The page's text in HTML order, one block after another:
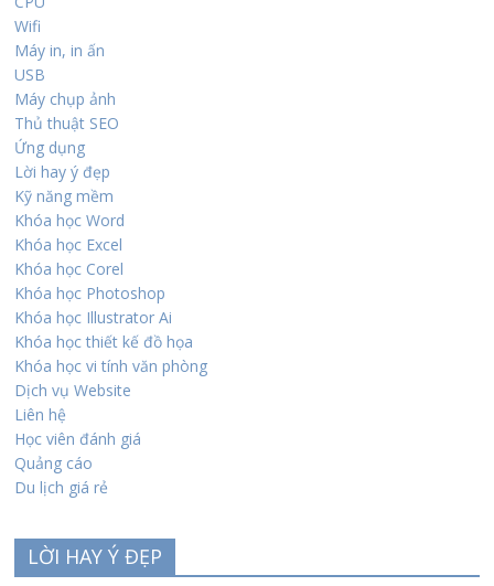
Wifi
Máy in, in ấn
USB
Máy chụp ảnh
Thủ thuật SEO
Ứng dụng
Lời hay ý đẹp
Kỹ năng mềm
Khóa học Word
Khóa học Excel
Khóa học Corel
Khóa học Photoshop
Khóa học Illustrator Ai
Khóa học thiết kế đồ họa
Khóa học vi tính văn phòng
Dịch vụ Website
Liên hệ
Học viên đánh giá
Quảng cáo
Du lịch giá rẻ
LỜI HAY Ý ĐẸP